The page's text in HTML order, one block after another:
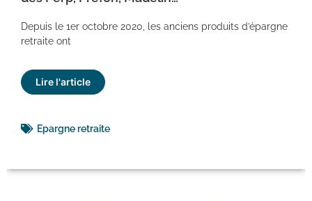
Depuis le 1er octobre 2020, les anciens produits d’épargne
retraite ont
Lire l'article
Epargne retraite